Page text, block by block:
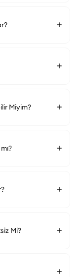
Miyim?
Mi?